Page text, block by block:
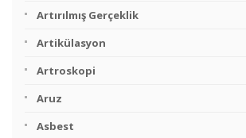
Artırılmış Gerçeklik
Artikülasyon
Artroskopi
Aruz
Asbest